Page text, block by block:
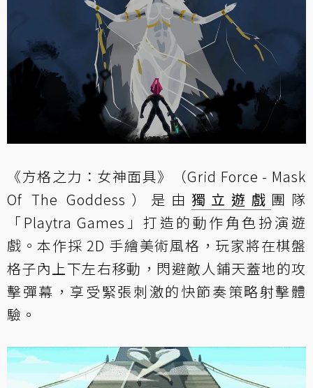
《方格之力：女神面具》（Grid Force - Mask
Of The Goddess）是由 獨立遊戲 團隊
「Playtra Games」打造的動作角色扮演遊
戲。本作採 2D 手繪美術風格，玩家將在棋盤
格子內上下左右移動，閃避敵人鋪天蓋地的攻
擊彈幕，享受緊張刺激的快節奏策略射擊體
驗。